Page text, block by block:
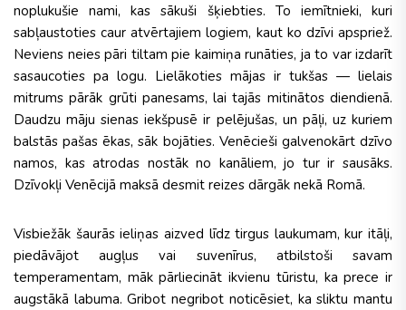
noplukušie nami, kas sākuši šķiebties. To iemītnieki, kuri
sabļaustoties caur atvērtajiem logiem, kaut ko dzīvi apspriež.
Neviens neies pāri tiltam pie kaimiņa runāties, ja to var izdarīt
sasaucoties pa logu. Lielākoties mājas ir tukšas — lielais
mitrums pārāk grūti panesams, lai tajās mitinātos diendienā.
Daudzu māju sienas iekšpusē ir pelējušas, un pāļi, uz kuriem
balstās pašas ēkas, sāk bojāties. Venēcieši galvenokārt dzīvo
namos, kas atrodas nostāk no kanāliem, jo tur ir sausāks.
Dzīvokļi Venēcijā maksā desmit reizes dārgāk nekā Romā.
Visbiežāk šaurās ieliņas aizved līdz tirgus laukumam, kur itāļi,
piedāvājot augļus vai suvenīrus, atbilstoši savam
temperamentam, māk pārliecināt ikvienu tūristu, ka prece ir
augstākā labuma. Gribot negribot noticēsiet, ka sliktu mantu